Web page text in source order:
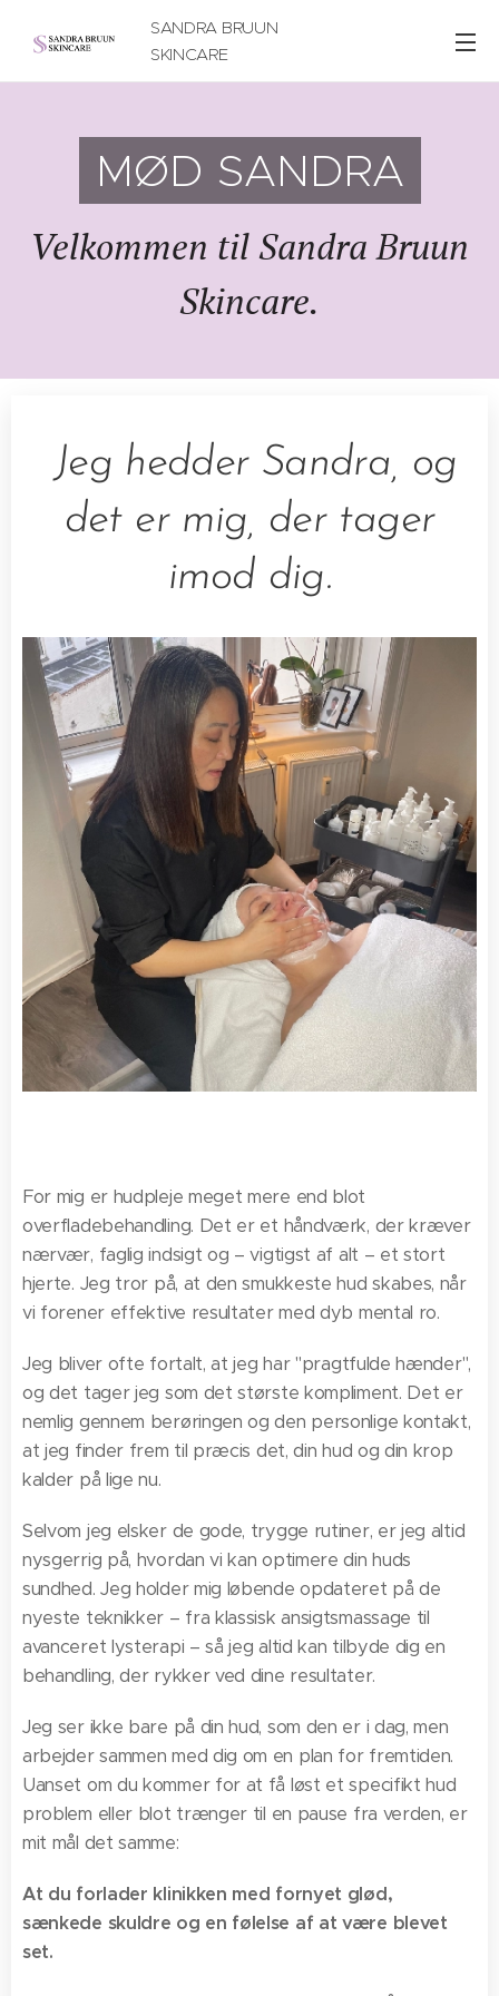
SANDRA BRUUN
SKINCARE
MØD SANDRA
Velkommen til Sandra Bruun
Skincare.
Jeg hedder Sandra, og
det er mig, der tager
imod dig.
For mig er hudpleje meget mere end blot
overfladebehandling. Det er et håndværk, der kræver
nærvær, faglig indsigt og – vigtigst af alt – et stort
hjerte. Jeg tror på, at den smukkeste hud skabes, når
vi forener effektive resultater med dyb mental ro.
Jeg bliver ofte fortalt, at jeg har "pragtfulde hænder",
og det tager jeg som det største kompliment. Det er
nemlig gennem berøringen og den personlige kontakt,
at jeg finder frem til præcis det, din hud og din krop
kalder på lige nu.
Selvom jeg elsker de gode, trygge rutiner, er jeg altid
nysgerrig på, hvordan vi kan optimere din huds
sundhed. Jeg holder mig løbende opdateret på de
nyeste teknikker – fra klassisk ansigtsmassage til
avanceret lysterapi – så jeg altid kan tilbyde dig en
behandling, der rykker ved dine resultater.
Jeg ser ikke bare på din hud, som den er i dag, men
arbejder sammen med dig om en plan for fremtiden.
Uanset om du kommer for at få løst et specifikt hud
problem eller blot trænger til en pause fra verden, er
mit mål det samme:
At du forlader klinikken med fornyet glød,
sænkede skuldre og en følelse af at være blevet
set.